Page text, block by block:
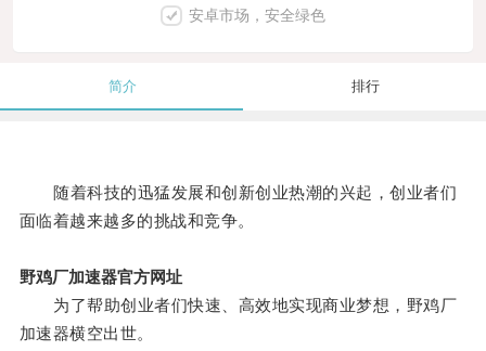
安卓市场，安全绿色
简介 排行
随着科技的迅猛发展和创新创业热潮的兴起，创业者们
面临着越来越多的挑战和竞争。
野鸡厂加速器官方网址
为了帮助创业者们快速、高效地实现商业梦想，野鸡厂
加速器横空出世。